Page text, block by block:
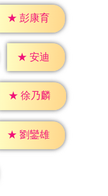
★ 彭康育
★ 安迪
★ 徐乃麟
★ 劉鑾雄